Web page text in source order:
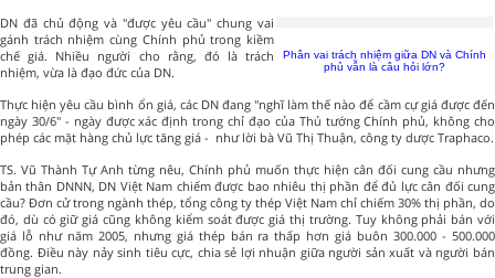
Phân vai trách nhiệm giữa DN và Chính
phủ vẫn là câu hỏi lớn?
DN đã chủ động và "được yêu cầu" chung vai
gánh trách nhiệm cùng Chính phủ trong kiềm
chế giá. Nhiều người cho rằng, đó là trách
nhiệm, vừa là đạo đức của DN.
Thực hiện yêu cầu bình ổn giá, các DN đang "nghĩ làm thế nào để cầm cự giá được đến
ngày 30/6" - ngày được xác định trong chỉ đạo của Thủ tướng Chính phủ, không cho
phép các mặt hàng chủ lực tăng giá - như lời bà Vũ Thị Thuận, công ty dược Traphaco.
TS. Vũ Thành Tự Anh từng nêu, Chính phủ muốn thực hiện cân đối cung cầu nhưng
bản thân DNNN, DN Việt Nam chiếm được bao nhiêu thị phần để đủ lực cân đối cung
cầu? Đơn cử trong ngành thép, tổng công ty thép Việt Nam chỉ chiếm 30% thị phần, do
đó, dù có giữ giá cũng không kiểm soát được giá thị trường. Tuy không phải bán với
giá lỗ như năm 2005, nhưng giá thép bán ra thấp hơn giá buôn 300.000 - 500.000
đồng. Điều này nảy sinh tiêu cực, chia sẻ lợi nhuận giữa người sản xuất và người bán
trung gian.